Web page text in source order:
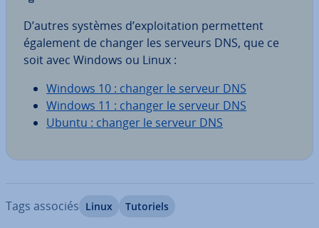
D’autres systèmes d’ex­ploi­ta­tion per­met­tent
également de changer les serveurs DNS, que ce
soit avec Windows ou Linux :
Windows 10 : changer le serveur DNS
Windows 11 : changer le serveur DNS
Ubuntu : changer le serveur DNS
Tags associés Linux Tutoriels